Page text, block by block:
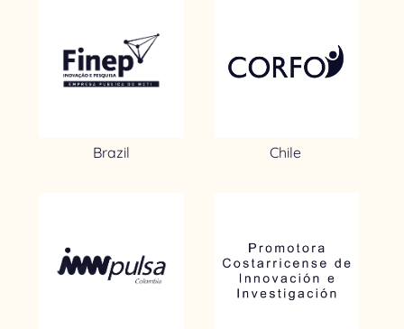
Brazil Chile